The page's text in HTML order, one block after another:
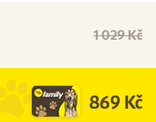
1 029 Kč
869 Kč